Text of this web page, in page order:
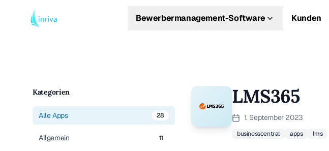
Bewerbermanagement-Software Kunden
Kategorien
Alle Apps 28
Allgemein 11
LMS365
1. September 2023
businesscentral apps lms